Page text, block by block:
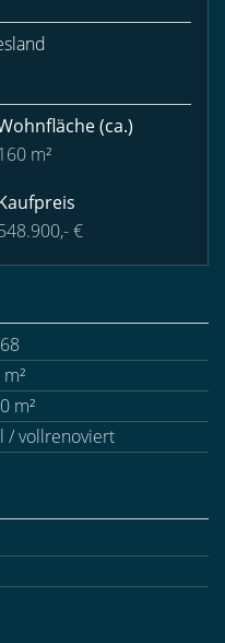
(ca.)
m²
€
m²
/ vollrenoviert